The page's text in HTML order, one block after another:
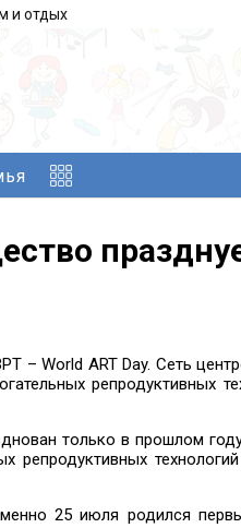
и отдых
– World ART Day. Сеть
репродуктивных
только в прошлом
репродуктивных
25 июля родился